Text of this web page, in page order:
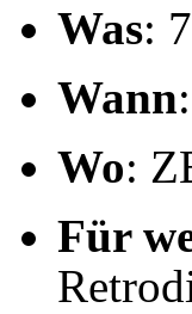
Was:
Wann
Wo:
Für